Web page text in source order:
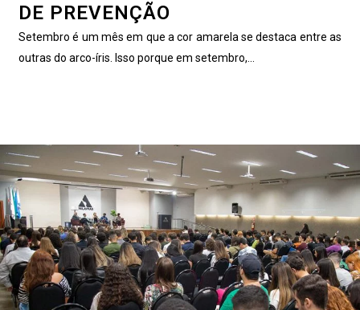
DE PREVENÇÃO
Setembro é um mês em que a cor amarela se destaca entre as
outras do arco-íris. Isso porque em setembro,...